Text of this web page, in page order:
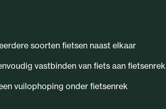
soorten fietsen naast elkaar
vastbinden van fiets aan fietsenrek
vuilophoping onder fietsenrek